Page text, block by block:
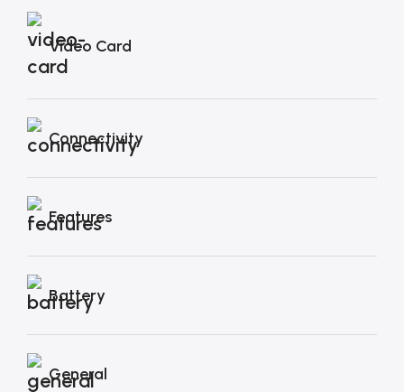
Video Card
Connectivity
Features
Battery
General